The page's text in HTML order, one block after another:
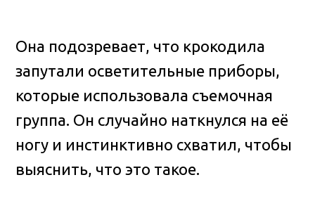
Она подозревает, что крокодила
запутали осветительные приборы,
которые использовала съемочная
группа. Он случайно наткнулся на её
ногу и инстинктивно схватил, чтобы
выяснить, что это такое.